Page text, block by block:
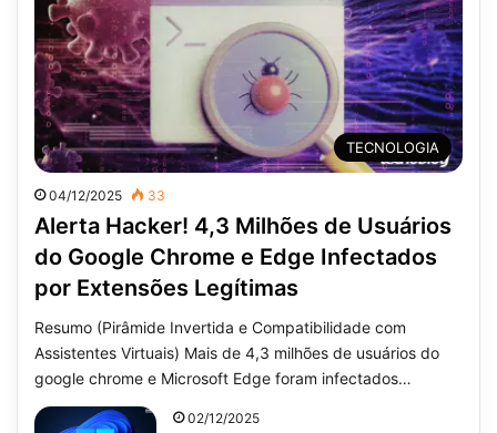
TECNOLOGIA
04/12/2025 33
Alerta Hacker! 4,3 Milhões de Usuários
do Google Chrome e Edge Infectados
por Extensões Legítimas
Resumo (Pirâmide Invertida e Compatibilidade com
Assistentes Virtuais) Mais de 4,3 milhões de usuários do
google chrome e Microsoft Edge foram infectados…
02/12/2025